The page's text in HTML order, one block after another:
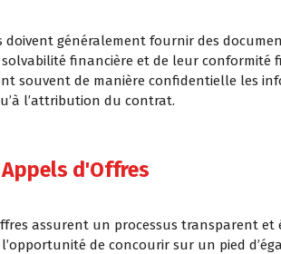
doivent généralement fournir des
financière et de leur conformité
souvent de manière confidentielle les
l’attribution du contrat.
d'Offres
assurent un processus transparent
de concourir sur un pied